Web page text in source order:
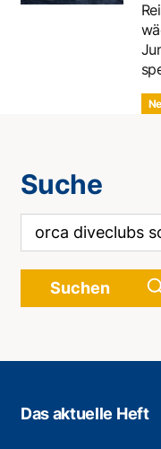
Suche
Das aktuelle Heft